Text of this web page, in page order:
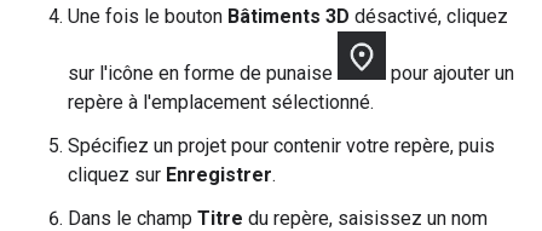
Une fois le bouton Bâtiments 3D désactivé, cliquez
sur l'icône en forme de punaise
pour ajouter un
repère à l'emplacement sélectionné.
Spécifiez un projet pour contenir votre repère, puis
cliquez sur Enregistrer.
Dans le champ Titre du repère, saisissez un nom